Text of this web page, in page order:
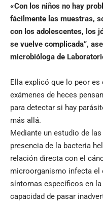
«Con los niños no hay
fácilmente las muestras,
con los adolescentes, los
se vuelve complicada”,
microbióloga de
Ella explicó que lo peor es
exámenes de heces
para detectar si hay
más allá.
Mediante un estudio de
presencia de la bacteria
relación directa con el
microorganismo infecta el
síntomas específicos en
capacidad de pasar